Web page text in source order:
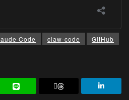
Code claw-code
GitHub